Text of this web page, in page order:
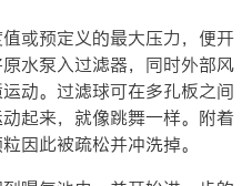
或预定义的最大压力，便开
水泵入过滤器，同时外部风
动。过滤球可在多孔板之间
起来，就像跳舞一样。附着
因此被疏松并冲洗掉。